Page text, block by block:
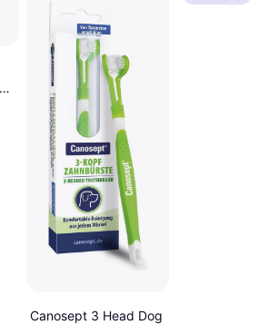
Canosept 3 Head Dog